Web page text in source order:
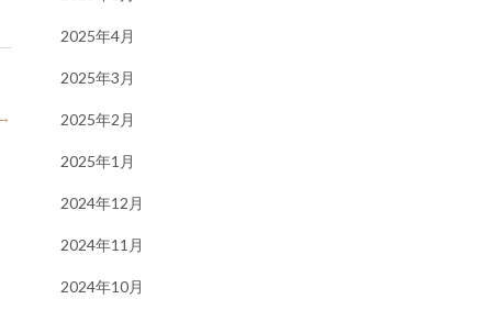
→
2025年4月
2025年3月
2025年2月
2025年1月
2024年12月
2024年11月
2024年10月